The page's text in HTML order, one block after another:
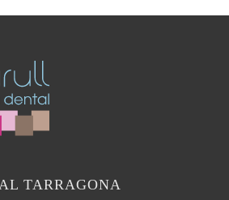
TARRAGONA